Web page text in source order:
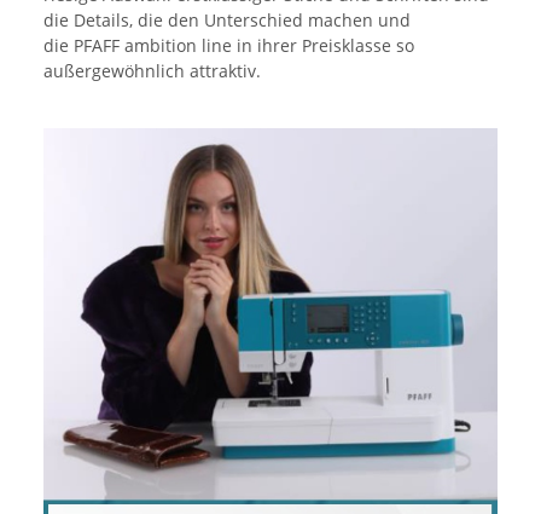
die Details, die den Unterschied machen und
die PFAFF ambition line in ihrer Preisklasse so
außergewöhnlich attraktiv.